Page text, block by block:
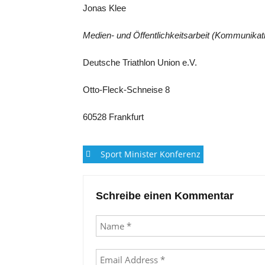
Jonas Klee
Medien- und Öffentlichkeitsarbeit
Deutsche Triathlon Union e.V.
Otto-Fleck-Schneise 8
60528 Frankfurt
Post
Sport Minister Konferenz
Schreibe einen Kommentar